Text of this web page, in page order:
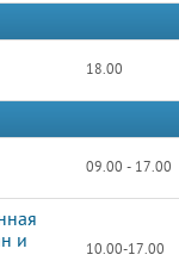
18.00
09.00 - 17.00
и
10.00-17.00